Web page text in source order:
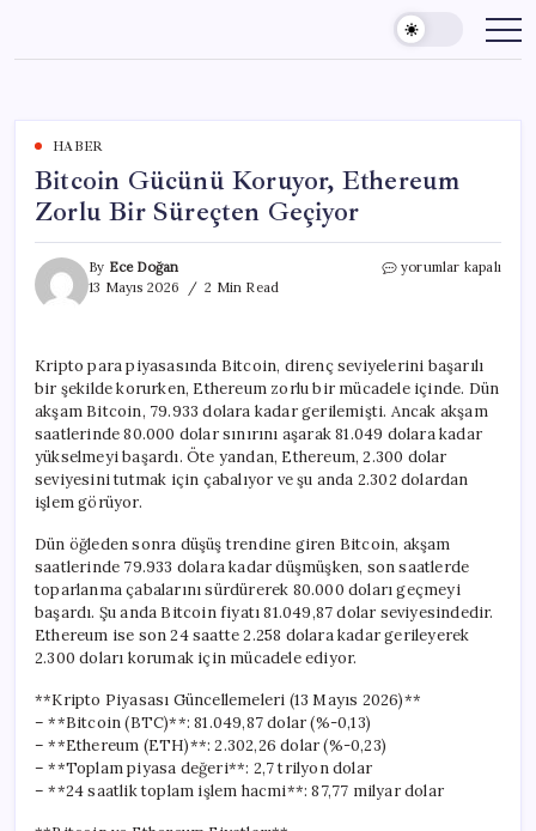
content
HABER
Bitcoin Gücünü Koruyor, Ethereum
Zorlu Bir Süreçten Geçiyor
By Ece Doğan
13 Mayıs 2026
2 Min Read
Bitcoin
Bir
Süreçten
Geçiyor
için
yorumlar kapalı
Kripto para piyasasında Bitcoin, direnç seviyelerini başarılı
bir şekilde korurken, Ethereum zorlu bir mücadele içinde. Dün
akşam Bitcoin, 79.933 dolara kadar gerilemişti. Ancak akşam
saatlerinde 80.000 dolar sınırını aşarak 81.049 dolara kadar
yükselmeyi başardı. Öte yandan, Ethereum, 2.300 dolar
seviyesini tutmak için çabalıyor ve şu anda 2.302 dolardan
işlem görüyor.
Dün öğleden sonra düşüş trendine giren Bitcoin, akşam
saatlerinde 79.933 dolara kadar düşmüşken, son saatlerde
toparlanma çabalarını sürdürerek 80.000 doları geçmeyi
başardı. Şu anda Bitcoin fiyatı 81.049,87 dolar seviyesindedir.
Ethereum ise son 24 saatte 2.258 dolara kadar gerileyerek
2.300 doları korumak için mücadele ediyor.
**Kripto Piyasası Güncellemeleri (13 Mayıs 2026)**
– **Bitcoin (BTC)**: 81.049,87 dolar (%-0,13)
– **Ethereum (ETH)**: 2.302,26 dolar (%-0,23)
– **Toplam piyasa değeri**: 2,7 trilyon dolar
– **24 saatlik toplam işlem hacmi**: 87,77 milyar dolar